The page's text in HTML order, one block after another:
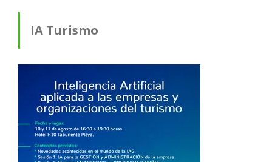
IA Turismo